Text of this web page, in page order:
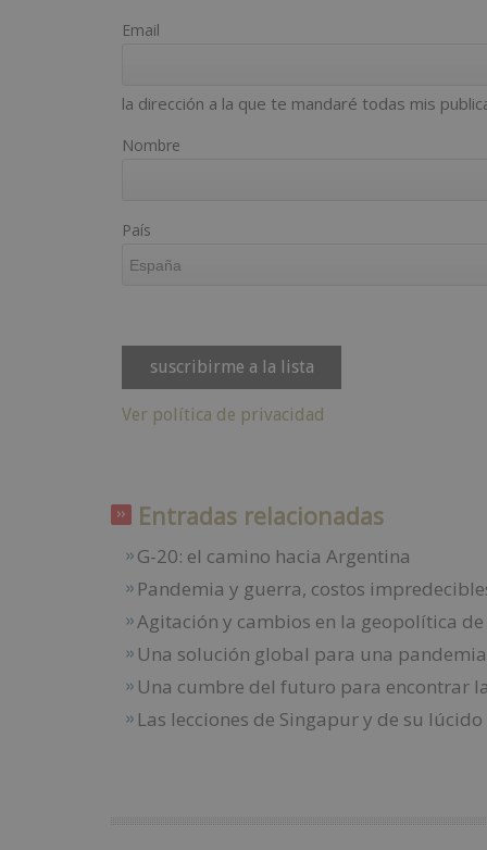
Email
la dirección a la que te mandaré todas mis
Nombre
País
Ver política de privacidad
Entradas relacionadas
G-20: el camino hacia Argentina
Pandemia y guerra, costos
Agitación y cambios en la geopolítica
Una solución global para una
Una cumbre del futuro para encontrar
Las lecciones de Singapur y de su